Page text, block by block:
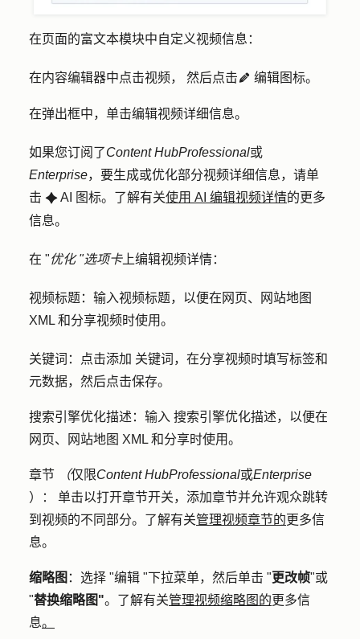
在页面的富文本模块中自定义视频信息：
在内容编辑器中点击视频， 然后点击edit 编辑图标。
在弹出框中，单击编辑视频详细信息。
如果您订阅了Content HubProfessional或
Enterprise，要生成或优化部分视频详细信息，请单
击 artificialIntelligenceIconAI 图标。了解有关使用 AI 编辑视频详情的更多
信息。
在 "优化 "选项卡上编辑视频详情：
视频标题： 输入视频标题，以便在网页、网站地图
XML 和分享视频时使用。
关键词： 点击添加 关键词 ，在分享视频时填写标签和
元数据，然后点击保存。
搜索引擎优化描述： 输入 搜索引擎优化描述，以便在
网页、网站地图 XML 和分享时使用。
章节 （仅限Content HubProfessional或Enterprise
）
： 单击以打开章节开关，添加章节并允许观众跳转
到视频的不同部分。了解有关管理视频章节的更多信
息。
缩略图 ：选择 "编辑 "下拉菜单，然后单击 "更改帧"或
"替换缩略图"。了解有关管理视频缩略图的更多信
息。